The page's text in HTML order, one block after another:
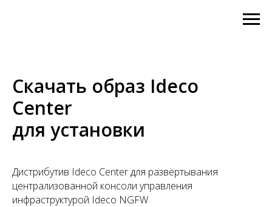
Скачать образ Ideco
Center
для установки
Дистрибутив Ideco Center для развёртывания
централизованной консоли управления
инфраструктурой Ideco NGFW